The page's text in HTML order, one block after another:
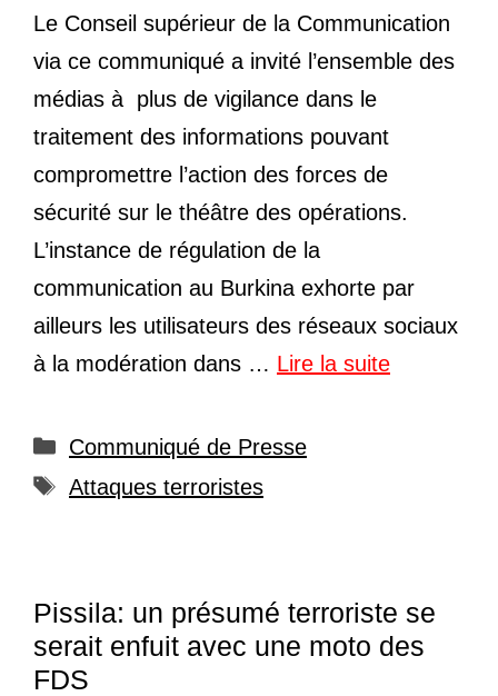
Le Conseil supérieur de la Communication
via ce communiqué a invité l’ensemble des
médias à plus de vigilance dans le
traitement des informations pouvant
compromettre l’action des forces de
sécurité sur le théâtre des opérations.
L’instance de régulation de la
communication au Burkina exhorte par
ailleurs les utilisateurs des réseaux sociaux
à la modération dans … Lire la suite
Catégories
Communiqué de Presse
Étiquettes
Attaques terroristes
Pissila: un présumé terroriste se
serait enfuit avec une moto des
FDS